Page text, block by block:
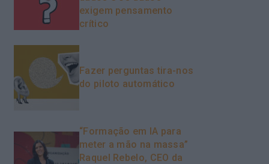
exigem pensamento
crítico
Fazer perguntas tira-nos
do piloto automático
“Formação em IA para
meter a mão na massa”
Raquel Rebelo, CEO da